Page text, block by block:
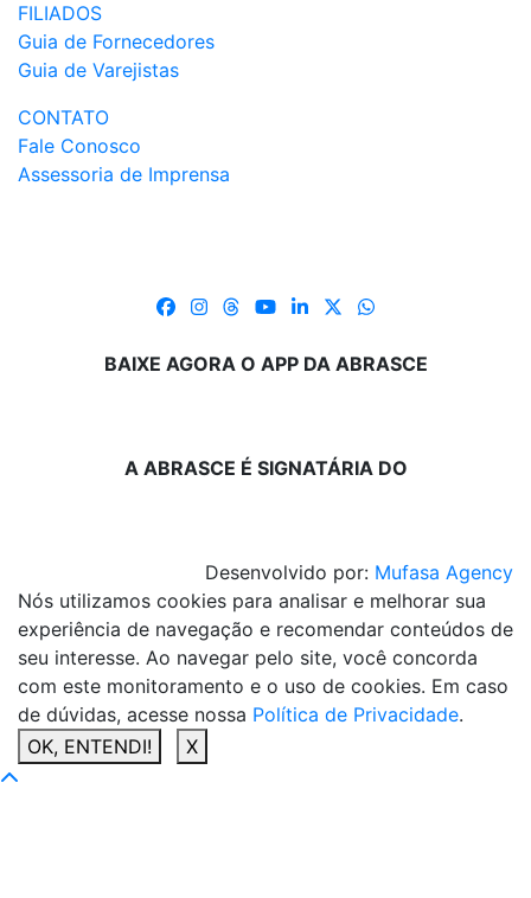
FILIADOS
Guia de Fornecedores
Guia de Varejistas
CONTATO
Fale Conosco
Assessoria de Imprensa
BAIXE AGORA O APP DA ABRASCE
A ABRASCE É SIGNATÁRIA DO
Desenvolvido por: Mufasa Agency
Nós utilizamos cookies para analisar e melhorar sua
experiência de navegação e recomendar conteúdos de
seu interesse. Ao navegar pelo site, você concorda
com este monitoramento e o uso de cookies. Em caso
de dúvidas, acesse nossa Política de Privacidade.
OK, ENTENDI!
X